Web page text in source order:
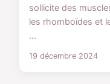
sollicite des
les rhomboïdes et
...
19 décembre 2024